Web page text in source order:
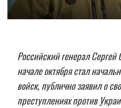
Российский генерал
начале октября стал
войск, публично заявил о
преступлениях против